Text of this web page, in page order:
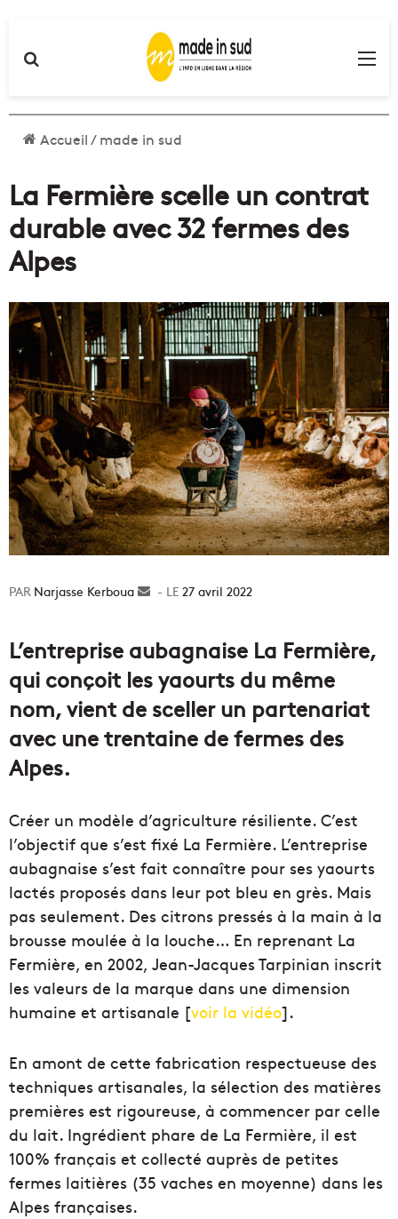
Accueil/made in sud
La Fermière scelle un contrat
durable avec 32 fermes des
Alpes
Narjasse Kerboua
Envoyer27 avril 2022
L’entreprise aubagnaise La Fermière,
qui conçoit les yaourts du même
nom, vient de sceller un partenariat
avec une trentaine de fermes des
Alpes.
Créer un modèle d’agriculture résiliente. C’est
l’objectif que s’est fixé La Fermière. L’entreprise
aubagnaise s’est fait connaître pour ses yaourts
lactés proposés dans leur pot bleu en grès. Mais
pas seulement. Des citrons pressés à la main à la
brousse moulée à la louche… En reprenant La
Fermière, en 2002, Jean-JacquesTarpinian inscrit
les valeurs de la marque dans une dimension
humaine et artisanale [voir la vidéo].
En amont de cette fabrication respectueuse des
techniques artisanales, la sélection des matières
premières est rigoureuse, à commencer par celle
du lait. Ingrédient phare de La Fermière, il est
100% français et collecté auprès de petites
fermes laitières (35 vaches en moyenne) dans les
Alpes françaises.